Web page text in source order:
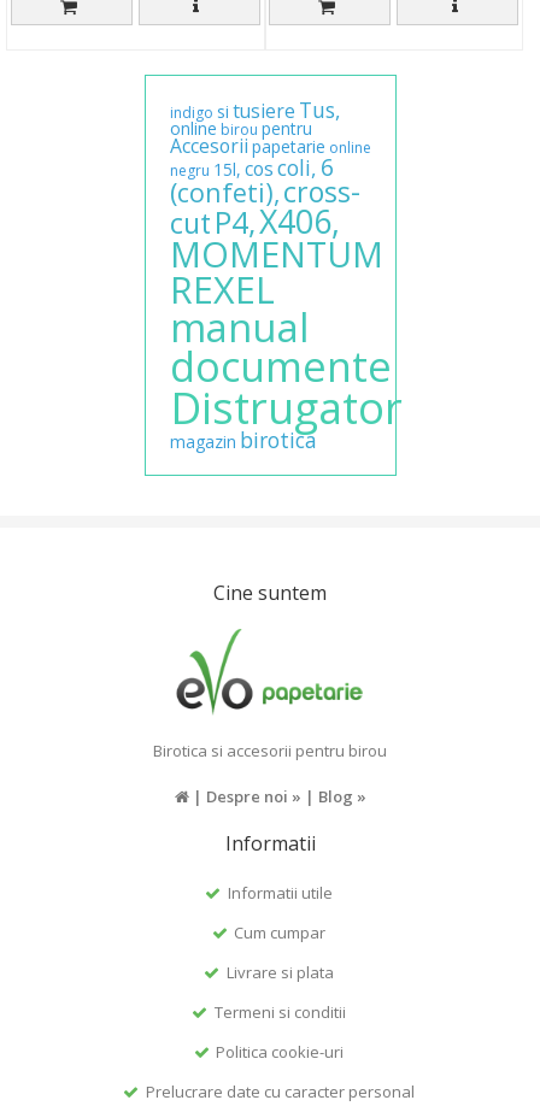
indigo si tusiere Tus,
online birou pentru
Accesorii papetarie online
negru 15l, coscoli, 6
(confeti),cross-
cutP4,X406,
MOMENTUM
REXEL
manual
documente
Distrugator
magazin birotica
Cine suntem
Birotica si accesorii pentru birou
| Despre noi » | Blog »
Informatii
Informatii utile
Cum cumpar
Livrare si plata
Termeni si conditii
Politica cookie-uri
Prelucrare date cu caracter personal